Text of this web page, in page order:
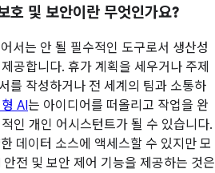
호 및 보안이란 무엇인가요?
서는 안 될 필수적인 도구로서 생산성
공합니다. 휴가 계획을 세우거나 주제
를 작성하거나 전 세계의 팀과 소통하
AI는 아이디어를 떠올리고 작업을 완
인 개인 어시스턴트가 될 수 있습니다.
데이터 소스에 액세스할 수 있지만 모
전 및 보안 제어 기능을 제공하는 것은